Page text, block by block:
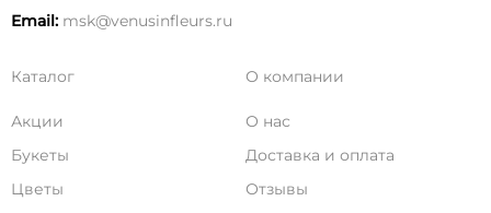
Email: msk@venusinfleurs.ru
Каталог
Акции
Букеты
Цветы
О компании
О нас
Доставка и оплата
Отзывы